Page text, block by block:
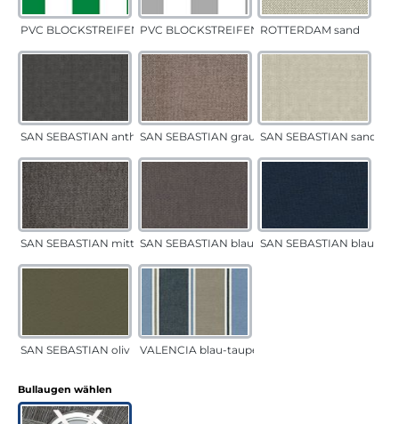
PVC BLOCKSTREIFEN grünPVC BLOCKSTREIFEN grauROTTERDAM sand
SAN SEBASTIAN anthrazitSAN SEBASTIAN grau-sandSAN SEBASTIAN sand
SAN SEBASTIAN mittelgrauSAN SEBASTIAN blau-sandSAN SEBASTIAN blau
SAN SEBASTIAN oliv VALENCIA blau-taupe
Bullaugen wählen